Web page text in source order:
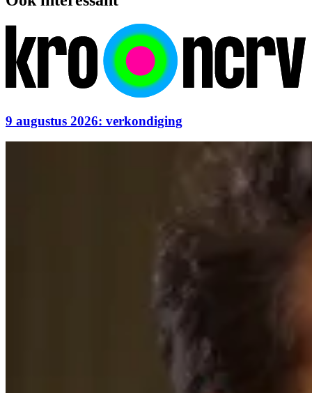
9 augustus 2026: verkondiging